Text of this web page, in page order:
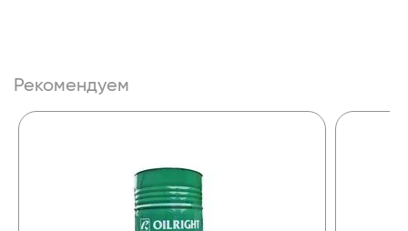
Рекомендуем